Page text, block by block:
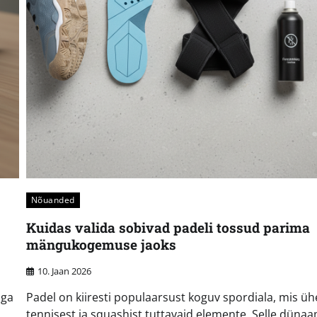
Nõuanded
Kuidas valida sobivad padeli tossud parima
mängukogemuse jaoks
10. Jaan 2026
Padel on kiiresti populaarsust koguv spordiala, mis
tennisest ja squashist tuttavaid elemente. Selle